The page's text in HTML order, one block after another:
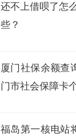
还不上借呗了怎
些？
厦门社保余额查
门市社会保障卡
福岛第一核电站